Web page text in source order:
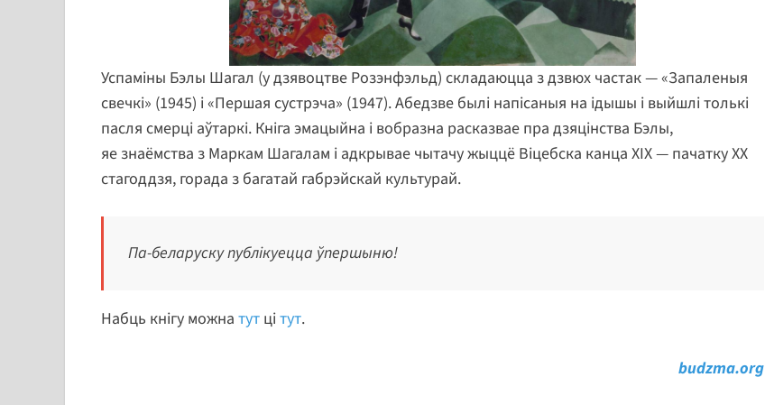
Успаміны Бэлы Шагал (у дзявоцтве Розэнфэльд) складаюцца з дзвюх частак — «Запаленыя
свечкі» (1945) і «Першая сустрэча» (1947). Абедзве былі напісаныя на ідышы і выйшлі толькі
пасля смерці аўтаркі. Кніга эмацыйна і вобразна расказвае пра дзяцінства Бэлы,
яе знаёмства з Маркам Шагалам і адкрывае чытачу жыццё Віцебска канца ХІХ — пачатку ХХ
стагоддзя, горада з багатай габрэйскай культурай.
Па-беларуску публікуецца ўпершыню!
Набць кнігу можна тут цітут.
budzma.org